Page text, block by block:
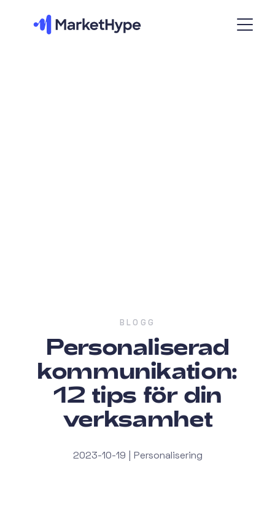
BLOGG
Personaliserad
kommunikation:
12 tips för din
verksamhet
2023-10-19 | Personalisering